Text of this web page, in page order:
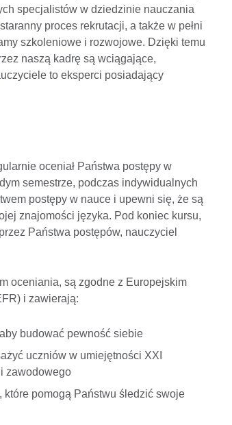
specjalistów w dziedzinie nauczania
proces rekrutacji, a także w pełni
szkoleniowe i rozwojowe. Dzięki temu
naszą kadrę są wciągające,
to eksperci posiadający
oceniał Państwa postępy w
semestrze, podczas indywidualnych
postępy w nauce i upewni się, że są
znajomości języka. Pod koniec kursu,
Państwa postępów, nauczyciel
oceniania, są zgodne z Europejskim
i zawierają:
budować pewność siebie
uczniów w umiejętności XXI
zawodowego
które pomogą Państwu śledzić swoje